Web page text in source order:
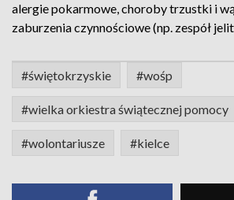
alergie pokarmowe, choroby trzustki i
zaburzenia czynnościowe (np. zespół
#świętokrzyskie #wośp
#wielka orkiestra świątecznej pomocy
#wolontariusze #kielce